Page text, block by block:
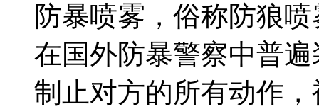
防暴喷雾，俗称防狼
在国外防暴警察中普
制止对方的所有动作